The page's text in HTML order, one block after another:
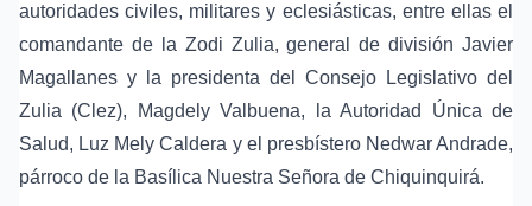
autoridades civiles, militares y eclesiásticas, entre ellas el
comandante de la Zodi Zulia, general de división Javier
Magallanes y la presidenta del Consejo Legislativo del
Zulia (Clez), Magdely Valbuena, la Autoridad Única de
Salud, Luz Mely Caldera y el presbístero Nedwar Andrade,
párroco de la Basílica Nuestra Señora de Chiquinquirá.